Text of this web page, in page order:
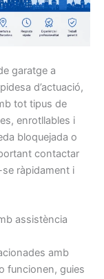
garatge a
d’actuació,
tot tipus de
enrotllables i
bloquejada o
contactar
ràpidament i
assistència
amb
funcionen, guies